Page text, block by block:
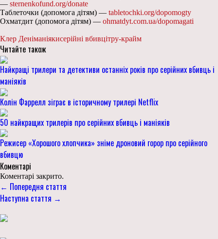
— sternenkofund.org/donate
Таблеточки (допомога дітям) — tabletochki.org/dopomogty
Охматдит (допомога дітям) — ohmatdyt.com.ua/dopomagati
Клер Деніманіякисерійні вбивцітру-крайм
Читайте також
Найкращі трилери та детективи останніх років про серійних вбивць і
маніяків
Колін Фаррелл зіграє в історичному трилері Netflix
50 найкращих трилерів про серійних вбивць і маніяків
Режисер «Хорошого хлопчика» зніме дроновий горор про серійного
вбивцю
Коментарі
Коментарі закрито.
← Попередня стаття
Наступна стаття →